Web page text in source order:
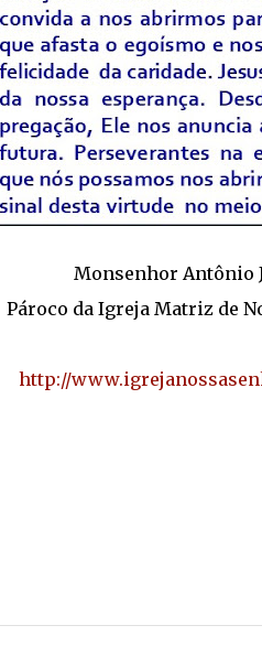
Monsenhor Antônio
Pároco da Igreja Matriz de
http://